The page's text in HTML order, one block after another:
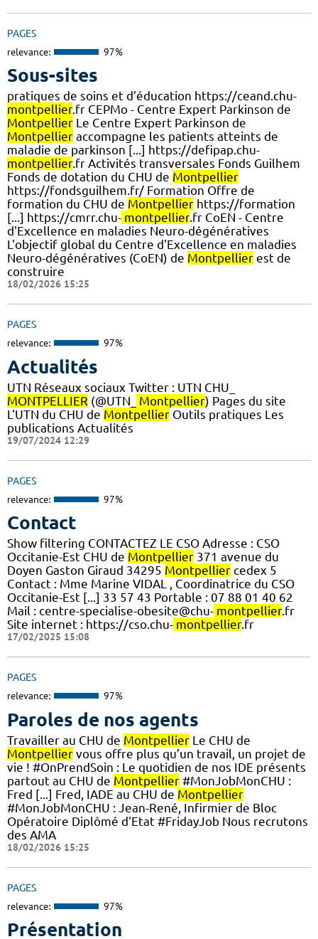
PAGES
relevance: 97%
Sous-sites
pratiques de soins et d’éducation https://ceand.chu-
montpellier.fr CEPMo - Centre Expert Parkinson de
Montpellier Le Centre Expert Parkinson de
Montpellier accompagne les patients atteints de
maladie de parkinson [...] https://defipap.chu-
montpellier.fr Activités transversales Fonds Guilhem
Fonds de dotation du CHU de Montpellier
https://fondsguilhem.fr/ Formation Offre de
formation du CHU de Montpellier https://formation
[...] https://cmrr.chu- montpellier.fr CoEN - Centre
d'Excellence en maladies Neuro-dégénératives
L'objectif global du Centre d'Excellence en maladies
Neuro-dégénératives (CoEN) de Montpellier est de
construire
18/02/2026 15:25
PAGES
relevance: 97%
Actualités
UTN Réseaux sociaux Twitter : UTN CHU_
MONTPELLIER (@UTN_ Montpellier) Pages du site
L'UTN du CHU de Montpellier Outils pratiques Les
publications Actualités
19/07/2024 12:29
PAGES
relevance: 97%
Contact
Show filtering CONTACTEZ LE CSO Adresse : CSO
Occitanie-Est CHU de Montpellier 371 avenue du
Doyen Gaston Giraud 34295 Montpellier cedex 5
Contact : Mme Marine VIDAL , Coordinatrice du CSO
Occitanie-Est [...] 33 57 43 Portable : 07 88 01 40 62
Mail : centre-specialise-obesite@chu- montpellier.fr
Site internet : https://cso.chu- montpellier.fr
17/02/2025 15:08
PAGES
relevance: 97%
Paroles de nos agents
Travailler au CHU de Montpellier Le CHU de
Montpellier vous offre plus qu’un travail, un projet de
vie ! #OnPrendSoin : Le quotidien de nos IDE présents
partout au CHU de Montpellier #MonJobMonCHU :
Fred [...] Fred, IADE au CHU de Montpellier
#MonJobMonCHU : Jean-René, Infirmier de Bloc
Opératoire Diplômé d'Etat #FridayJob Nous recrutons
des AMA
18/02/2026 15:25
PAGES
relevance: 97%
Présentation